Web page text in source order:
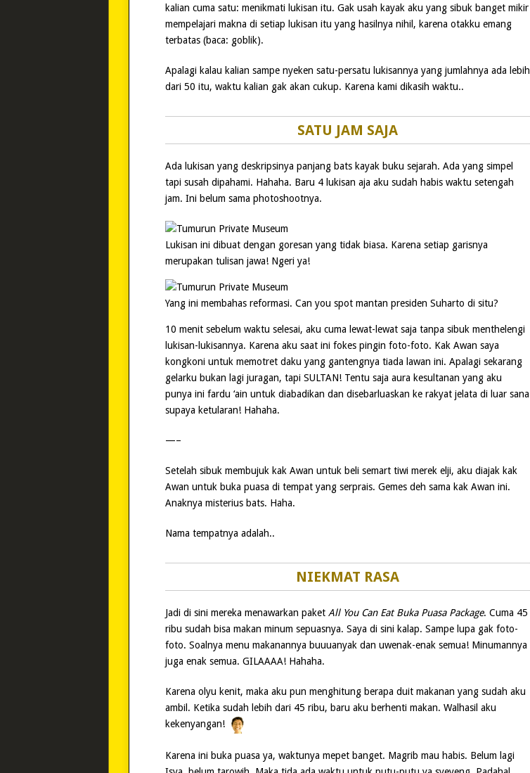
kalian cuma satu: menikmati lukisan itu. Gak usah kayak aku yang sibuk banget mikir
mempelajari makna di setiap lukisan itu yang hasilnya nihil, karena otakku emang
terbatas (baca: goblik).
Apalagi kalau kalian sampe nyeken satu-persatu lukisannya yang jumlahnya ada lebih
dari 50 itu, waktu kalian gak akan cukup. Karena kami dikasih waktu..
SATU JAM SAJA
Ada lukisan yang deskripsinya panjang bats kayak buku sejarah. Ada yang simpel
tapi susah dipahami. Hahaha. Baru 4 lukisan aja aku sudah habis waktu setengah
jam. Ini belum sama photoshootnya.
Lukisan ini dibuat dengan goresan yang tidak biasa. Karena setiap garisnya
merupakan tulisan jawa! Ngeri ya!
Yang ini membahas reformasi. Can you spot mantan presiden Suharto di situ?
10 menit sebelum waktu selesai, aku cuma lewat-lewat saja tanpa sibuk menthelengi
lukisan-lukisannya. Karena aku saat ini fokes pingin foto-foto. Kak Awan saya
kongkoni untuk memotret daku yang gantengnya tiada lawan ini. Apalagi sekarang
gelarku bukan lagi juragan, tapi SULTAN! Tentu saja aura kesultanan yang aku
punya ini fardu ‘ain untuk diabadikan dan disebarluaskan ke rakyat jelata di luar sana
supaya ketularan! Hahaha.
—–
Setelah sibuk membujuk kak Awan untuk beli semart tiwi merek elji, aku diajak kak
Awan untuk buka puasa di tempat yang serprais. Gemes deh sama kak Awan ini.
Anaknya misterius bats. Haha.
Nama tempatnya adalah..
NIEKMAT RASA
Jadi di sini mereka menawarkan paket All You Can Eat Buka Puasa Package. Cuma 45
ribu sudah bisa makan minum sepuasnya. Saya di sini kalap. Sampe lupa gak foto-
foto. Soalnya menu makanannya buuuanyak dan uwenak-enak semua! Minumannya
juga enak semua. GILAAAA! Hahaha.
Karena olyu kenit, maka aku pun menghitung berapa duit makanan yang sudah aku
ambil. Ketika sudah lebih dari 45 ribu, baru aku berhenti makan. Walhasil aku
kekenyangan!
Karena ini buka puasa ya, waktunya mepet banget. Magrib mau habis. Belum lagi